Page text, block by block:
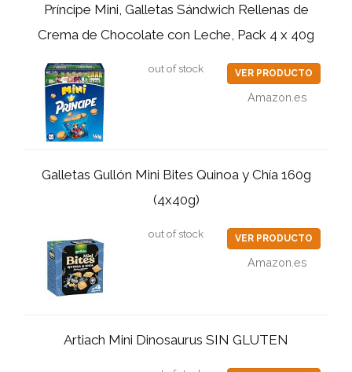
Príncipe Mini, Galletas Sándwich Rellenas de
Crema de Chocolate con Leche, Pack 4 x 40g
out of stock VER PRODUCTO
Amazon.es
Galletas Gullón Mini Bites Quinoa y Chía 160g
(4x40g)
out of stock VER PRODUCTO
Amazon.es
Artiach Mini Dinosaurus SIN GLUTEN